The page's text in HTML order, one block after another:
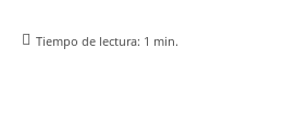
Tiempo de lectura: 1 min.